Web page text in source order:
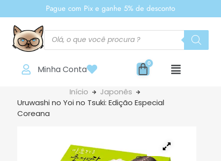
Pague com Pix e ganhe 5% de desconto
Minha Conta
Início
Japonês
Uruwashi no Yoi no Tsuki: Edição Especial
Coreana